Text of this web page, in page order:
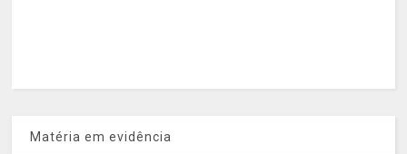
Matéria em evidência